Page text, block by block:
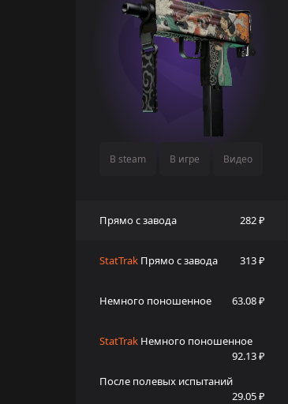
В steam В игре Видео
Прямо с завода 282 ₽
StatTrak Прямо с завода 313 ₽
Немного поношенное 63.08 ₽
StatTrak Немного поношенное
92.13 ₽
После полевых испытаний
29.05 ₽